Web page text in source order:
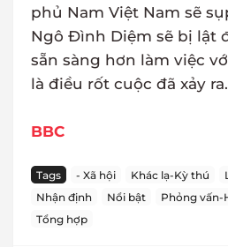
phủ Nam Việt Nam sẽ
Ngô Đình Diệm sẽ bị lật
sẵn sàng hơn làm việc
là điều rốt cuộc đã xảy ra.
BBC
Tags - Xã hội Khác lạ-Kỳ thú
Nhận định
Nổi bật Phỏng vấn-
Tổng hợp